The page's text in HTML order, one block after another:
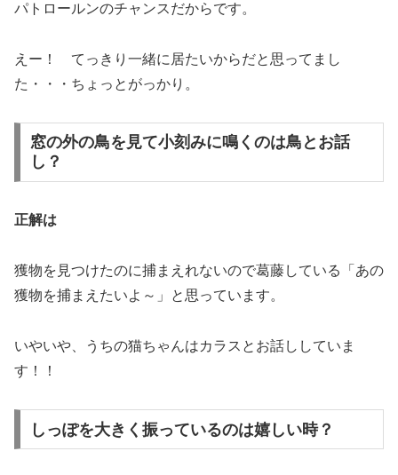
パトロールンのチャンスだからです。
えー！ てっきり一緒に居たいからだと思ってまし
た・・・ちょっとがっかり。
窓の外の鳥を見て小刻みに鳴くのは鳥とお話
し？
正解は
獲物を見つけたのに捕まえれないので葛藤している「あの
獲物を捕まえたいよ～」と思っています。
いやいや、うちの猫ちゃんはカラスとお話ししていま
す！！
しっぽを大きく振っているのは嬉しい時？